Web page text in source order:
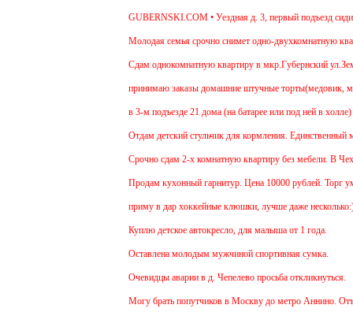
GUBERNSKI.COM • Уездная д. 3, первый подъезд
Молодая семья срочно снимет одно-двухкомнатную
Cдам однокомнатную квартиру в мкр.Губернский
принимаю заказы домашние штучные торты(медовик,
в 3-м подъезде 21 дома (на батарее или под ней в
Отдам детский стульчик для кормления. Единственный
Срочно сдам 2-х комнатную квартиру без мебели. В
Продам кухонный гарнитур. Цена 10000 рублей. Торг
приму в дар хоккейные клюшки, лучше даже несколько:)
Куплю детское автокресло, для малыша от 1 года.
Оставлена молодым мужчиной спортивная сумка.
Очевидцы аварии в д. Чепелево просьба откликнуться.
Могу брать попутчиков в Москву до метро Аннино.